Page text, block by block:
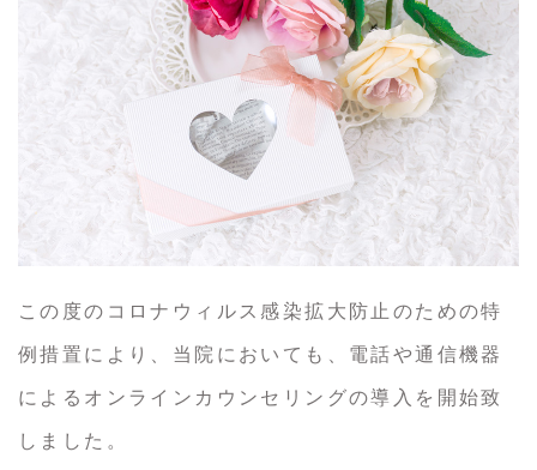
この度のコロナウィルス感染拡大防止のための特
例措置により、当院においても、電話や通信機器
によるオンラインカウンセリングの導入を開始致
しました。